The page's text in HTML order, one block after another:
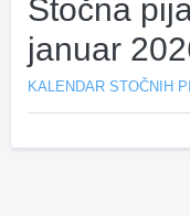
Stočna
januar
KALENDAR STOČNIH